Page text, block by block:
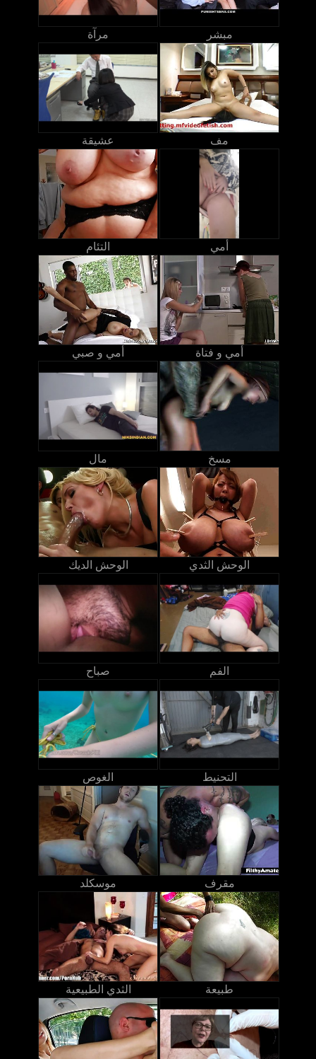
مرآة مبشر
عشيقة مف
التئام أمي
أمي و صبي أمي و فتاة
مال مسخ
الوحش الديك الوحش الثدي
صباح الفم
الغوص التحنيط
موسكلد مقرف
الثدي الطبيعية طبيعة